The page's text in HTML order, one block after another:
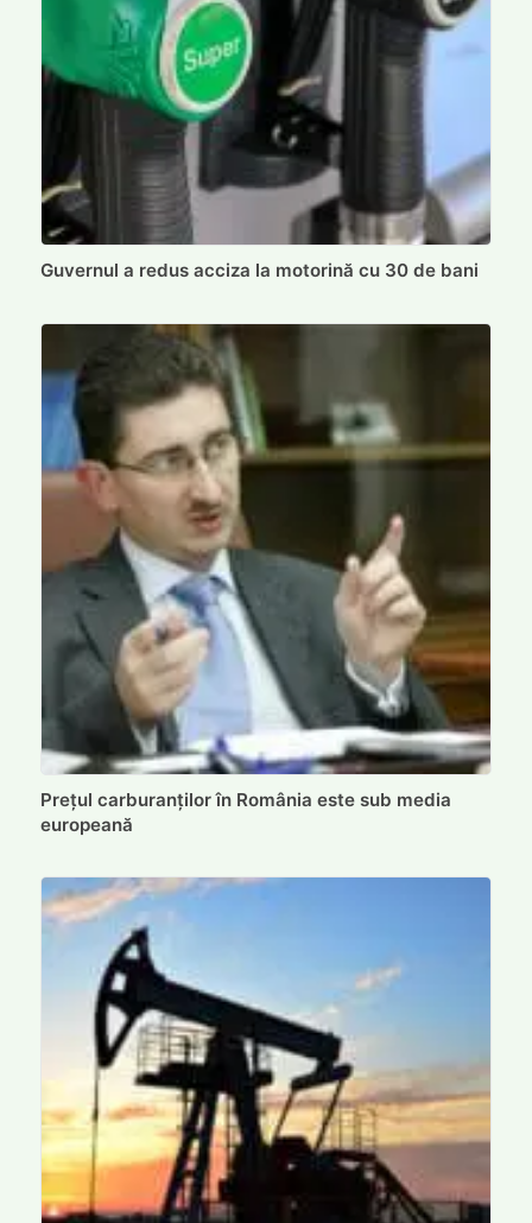
Guvernul a redus acciza la motorină cu 30 de bani
Prețul carburanților în România este sub media
europeană